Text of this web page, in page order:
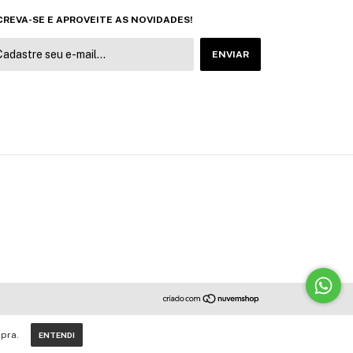
ENTENDI
SE E APROVEITE AS NOVIDADES!